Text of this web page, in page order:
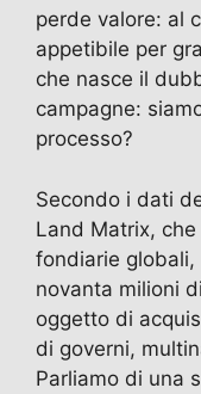
perde valore: al
appetibile per
che nasce il
campagne:
processo?
Secondo i dati
Land Matrix,
fondiarie
novanta milioni
oggetto di
di governi,
Parliamo di una